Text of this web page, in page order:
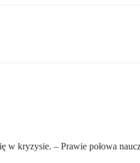
w kryzysie. – Prawie połowa